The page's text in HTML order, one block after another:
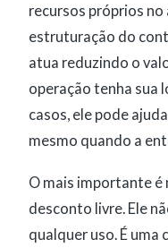
recursos próprios no
estruturação do
atua reduzindo o
operação tenha sua
casos, ele pode
mesmo quando a
O mais importante
desconto livre. Ele
qualquer uso. É